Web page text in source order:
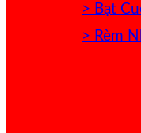
> Bạt
> Rèm